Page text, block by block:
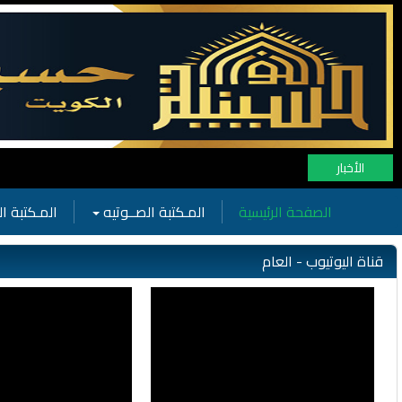
الأخبار
الصفحة الرئيسية المـكتبة الصــوتيه المـكتبة
قناة اليوتيوب - العام